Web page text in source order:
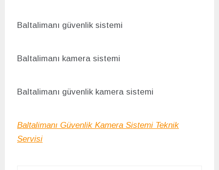
Baltalimanı güvenlik sistemi
Baltalimanı kamera sistemi
Baltalimanı güvenlik kamera sistemi
Baltalimanı Güvenlik Kamera Sistemi Teknik
Servisi